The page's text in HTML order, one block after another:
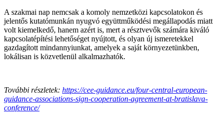
A szakmai nap nemcsak a komoly nemzetközi kapcsolatokon és
jelentős kutatómunkán nyugvó együttműködési megállapodás miatt
volt kiemelkedő, hanem azért is, mert a résztvevők számára kiváló
kapcsolatépítési lehetőséget nyújtott, és olyan új ismeretekkel
gazdagított mindannyiunkat, amelyek a saját környezetünkben,
lokálisan is közvetlenül alkalmazhatók.
További részletek: https://cee-guidance.eu/four-central-european-
guidance-associations-sign-cooperation-agreement-at-bratislava-
conference/